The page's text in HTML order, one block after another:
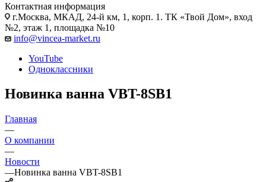
Контактная информация
г.Москва, МКАД, 24-й км, 1, корп. 1. ТК «Твой Дом», вход
№2, этаж 1, площадка №10
info@vincea-market.ru
YouTube
Одноклассники
Новинка ванна VBT-8SB1
Главная
—
О компании
—
Новости
—Новинка ванна VBT-8SB1